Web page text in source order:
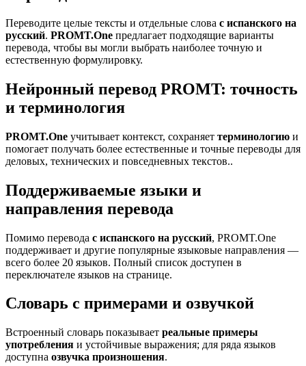
Переводите целые тексты и отдельные слова с испанского на
русский. PROMT.One предлагает подходящие варианты
перевода, чтобы вы могли выбрать наиболее точную и
естественную формулировку.
Нейронный перевод PROMT: точность
и терминология
PROMT.One учитывает контекст, сохраняет терминологию и
помогает получать более естественные и точные переводы для
деловых, технических и повседневных текстов..
Поддерживаемые языки и
направления перевода
Помимо перевода с испанского на русский, PROMT.One
поддерживает и другие популярные языковые направления —
всего более 20 языков. Полный список доступен в
переключателе языков на странице.
Словарь с примерами и озвучкой
Встроенный словарь показывает реальные примеры
употребления и устойчивые выражения; для ряда языков
доступна озвучка произношения.